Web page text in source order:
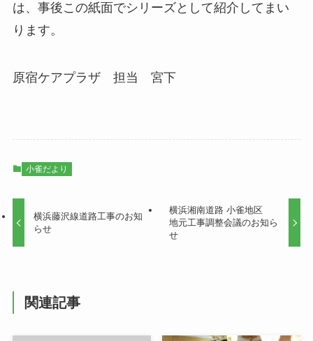
は、事後この紙面でシリーズとして紹介してまい
ります。
原宿ケアプラザ 担当 宮下
小雀だより
横浜藤沢線道路工事のお知
らせ
横浜湘南道路 小雀地区
地元工事調整会議のお知ら
せ
関連記事